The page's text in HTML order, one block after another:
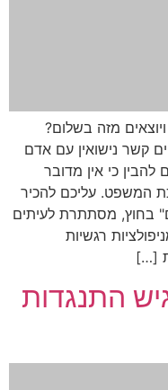
מזה בשלום?
קשר נישואין עם אדם
כי אין מדובר
המשפט. עליכם להכיר
בחוץ, מסתתרת לעיתים
רגשיות
[…]
התנגדות